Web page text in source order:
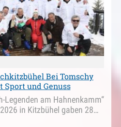
Bei Tomschy
Sport und Genuss
Legenden am Hahnenkamm“
in Kitzbühel gaben 28…